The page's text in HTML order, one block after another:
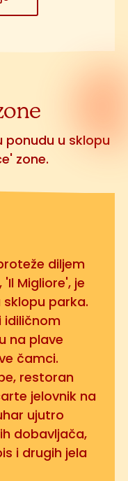
u sklopu
zone.
diljem
Migliore', je
sklopu parka.
idiličnom
na plave
čamci.
restoran
jelovnik na
ujutro
dobavljača,
i drugih jela